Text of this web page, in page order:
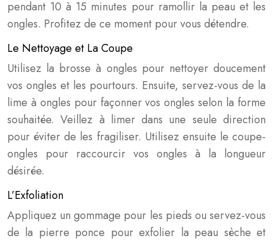
pendant 10 à 15 minutes pour ramollir la peau et les
ongles. Profitez de ce moment pour vous détendre.
Le Nettoyage et La Coupe
Utilisez la brosse à ongles pour nettoyer doucement
vos ongles et les pourtours. Ensuite, servez-vous de la
lime à ongles pour façonner vos ongles selon la forme
souhaitée. Veillez à limer dans une seule direction
pour éviter de les fragiliser. Utilisez ensuite le coupe-
ongles pour raccourcir vos ongles à la longueur
désirée.
L’Exfoliation
Appliquez un gommage pour les pieds ou servez-vous
de la pierre ponce pour exfolier la peau sèche et